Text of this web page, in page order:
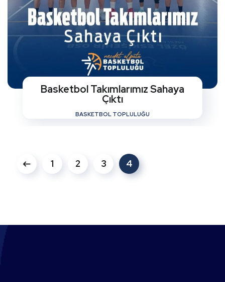
Basketbol Takımlarımız Sahaya
Çıktı
BASKETBOL TOPLULUĞU
1 2 3 4